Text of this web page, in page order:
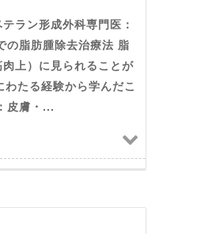
ラン形成外科専門医：
脂肪腫除去治療法 脂
上）に見られることが
たる経験から学んだこ
皮膚・...